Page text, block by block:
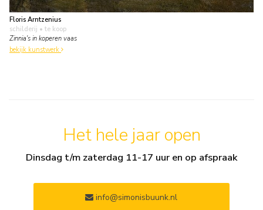
Floris Arntzenius
schilderij • te koop
Zinnia's in koperen vaas
bekijk kunstwerk
Het hele jaar open
Dinsdag t/m zaterdag 11-17 uur en op afspraak
info@simonisbuunk.nl